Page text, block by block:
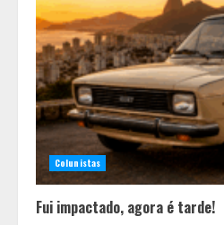
Colunistas
Fui impactado, agora é tarde!